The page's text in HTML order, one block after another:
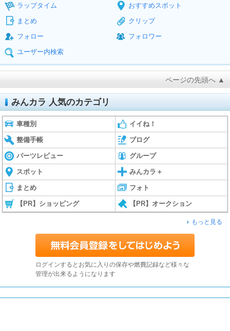
ラップタイム
おすすめスポット
まとめ
クリップ
フォロー
フォロワー
ユーザー内検索
ページの先頭へ ▲
みんカラ 人気のカテゴリ
車種別 イイね！
整備手帳 ブログ
パーツレビュー グループ
スポット みんカラ＋
まとめ フォト
【PR】ショッピング 【PR】オークション
もっと見る
ログインするとお気に入りの保存や燃費記録など様々な
管理が出来るようになります